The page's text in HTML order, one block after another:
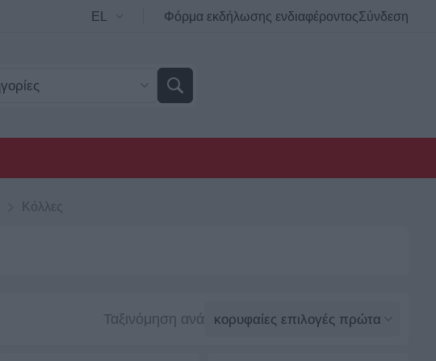
Φόρμα εκδήλωσης ενδιαφέροντοςΣύνδεση
Κόλλες
Ταξινόμηση ανά